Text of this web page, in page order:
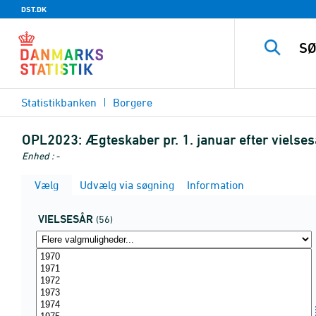
DST.DK
Statistikbanken Borgere
OPL2023: Ægteskaber pr. 1. januar efter
Enhed : -
Vælg Udvælg via søgning Information
VIELSESÅR (56)